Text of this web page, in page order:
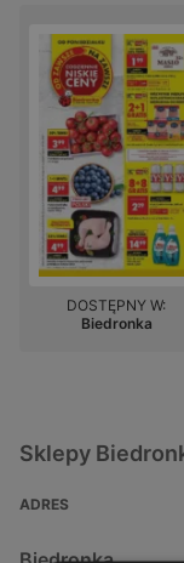
DOSTĘPNY W:
Biedronka
Sklepy
ADRES